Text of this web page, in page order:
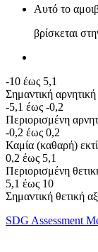
Αυτό το
βρίσκεται
-10 έως 5,1
Σημαντική
-5,1 έως -0,2
Περιορισμένη
-0,2 έως 0,2
Καμία (καθαρή)
0,2 έως 5,1
Περιορισμένη
5,1 έως 10
Σημαντική θετική
SDG Assessment